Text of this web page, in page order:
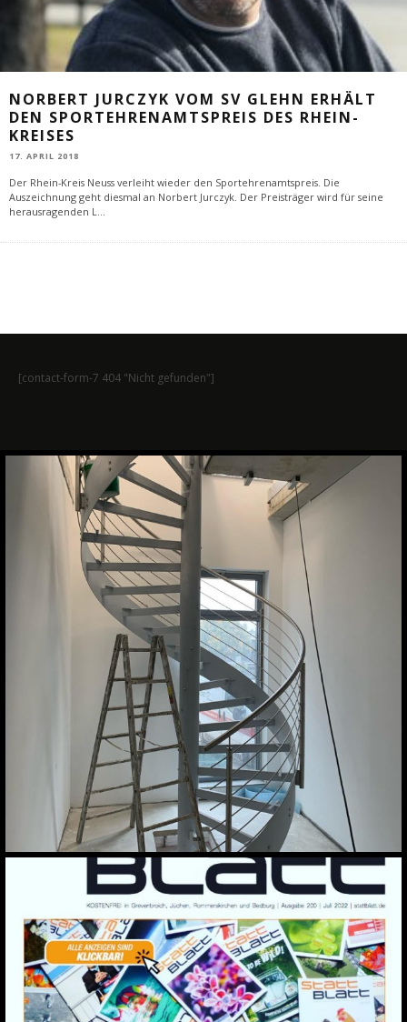
NORBERT JURCZYK VOM SV GLEHN ERHÄLT
DEN SPORTEHRENAMTSPREIS DES RHEIN-
KREISES
17. APRIL 2018
Der Rhein-Kreis Neuss verleiht wieder den Sportehrenamtspreis. Die
Auszeichnung geht diesmal an Norbert Jurczyk. Der Preisträger wird für seine
herausragenden L
[contact-form-7 404 "Nicht gefunden"]